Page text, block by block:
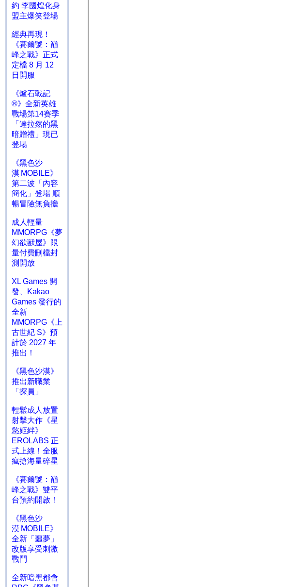
約 李國煌化身
盟主爆笑登場
經典再現！
《賽爾號：巔
峰之戰》正式
定檔 8 月 12
日開服
《爐石戰記
®》全新英雄
戰場第14賽季
「達拉然的黑
暗贈禮」現已
登場
《黑色沙
漠 MOBILE》
第二波「內容
簡化」登場 順
暢冒險無負擔
成人輕量
MMORPG《夢
幻欲獸屋》限
量付費刪檔封
測開放
XL Games 開
發、Kakao
Games 發行的
全新
MMORPG《上
古世紀 S》預
計於 2027 年
推出！
《黑色沙漠》
推出新職業
「探員」
輕鬆成人放置
射擊大作《星
慾姬絆》
EROLABS 正
式上線！全服
瘋搶海量碎星
《賽爾號：巔
峰之戰》雙平
台預約開啟！
《黑色沙
漠 MOBILE》
全新「噩夢」
改版享受刺激
戰鬥
全新暗黑都會